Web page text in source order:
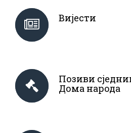
Вијести
Позиви
Дома народа